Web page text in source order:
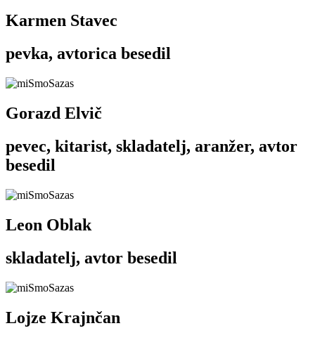
Karmen Stavec
pevka, avtorica besedil
Gorazd Elvič
pevec, kitarist, skladatelj, aranžer, avtor
besedil
Leon Oblak
skladatelj, avtor besedil
Lojze Krajnčan